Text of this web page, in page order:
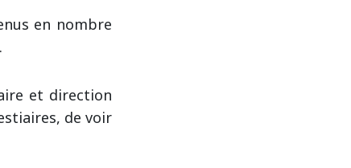
en nombre
et direction
de voir